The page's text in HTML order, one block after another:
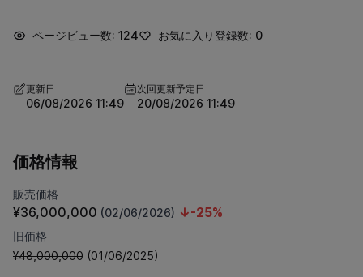
ページビュー数: 124 お気に入り登録数: 0
更新日
06/08/2026 11:49
次回更新予定日
20/08/2026 11:49
価格情報
販売価格
¥36,000,000 (02/06/2026) ↓-25%
旧価格
¥48,000,000 (01/06/2025)